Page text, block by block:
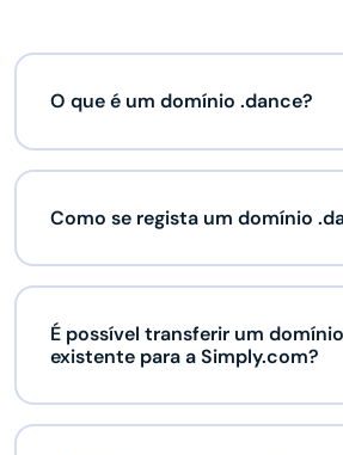
O que é um domínio .dance?
Como se regista um domínio
É possível transferir um
existente para a Simply.com?